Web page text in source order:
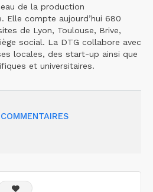
de la production
Elle compte aujourd’hui 680
de Lyon, Toulouse, Brive,
social. La DTG collabore avec
locales, des start-up ainsi que
et universitaires.
COMMENTAIRES